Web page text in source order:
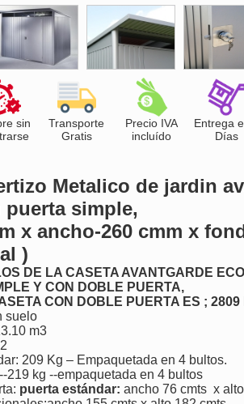
sin
Transporte
Gratis
Precio IVA
incluído
Entrega
Días
Metalico de jardin
simple,
x ancho-260 cmm x
)
DE LA CASETA AVANTGARDE
Y CON DOBLE PUERTA,
CON DOBLE PUERTA ES ; 2809
suelo
m3
209 Kg – Empaquetada en 4 bultos.
219 kg --empaquetada en 4 bultos
puerta estándar: ancho 76 cmts x